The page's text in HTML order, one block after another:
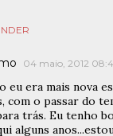
04 maio, 2012
eu era mais nova
com o passar do
trás. Eu tenho
alguns